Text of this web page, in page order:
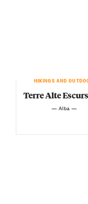
HIKINGS AND
Terre Alte
— Alba —